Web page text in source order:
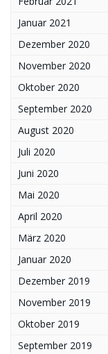
Januar 2021
Dezember 2020
November 2020
Oktober 2020
September 2020
August 2020
Juli 2020
Juni 2020
Mai 2020
April 2020
März 2020
Januar 2020
Dezember 2019
November 2019
Oktober 2019
September 2019